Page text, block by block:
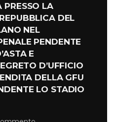
PRESSO LA
DEL
NEL
PENDENTE
E
D’UFFICIO
DELLA GFU
LO STADIO